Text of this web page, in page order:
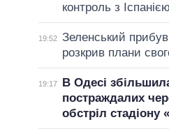
контроль з Іспанією
19:52 Зеленський
розкрив плани
19:17
В Одесі
постраждалих
обстріл